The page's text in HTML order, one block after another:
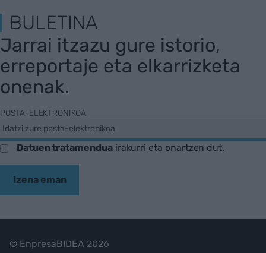
BULETINA
Jarrai itzazu gure istorio,
erreportaje eta elkarrizketa
onenak.
POSTA-ELEKTRONIKOA
Datuen tratamenduairakurri eta onartzen dut.
Izena eman
© EnpresaBIDEA 2026